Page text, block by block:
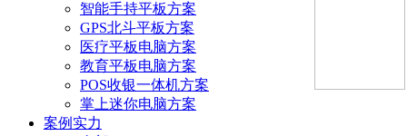
智能手持平板方案
GPS北斗平板方案
医疗平板电脑方案
教育平板电脑方案
POS收银一体机方案
掌上迷你电脑方案
案例实力